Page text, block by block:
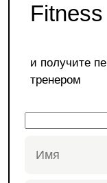
Fitness
и получите
тренером